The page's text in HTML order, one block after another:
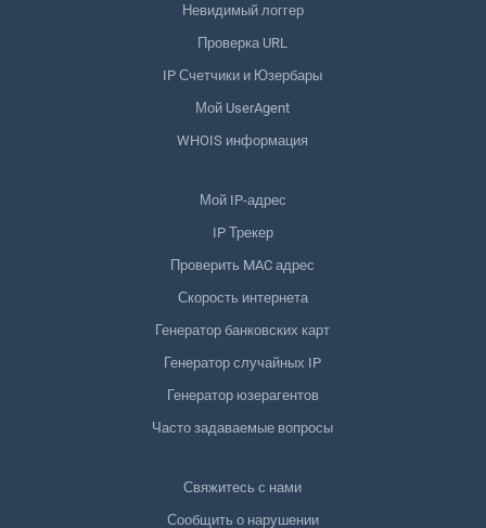
Невидимый логгер
Проверка URL
IP Счетчики и Юзербары
Мой UserAgent
WHOIS информация
Мой IP-адрес
IP Трекер
Проверить MAC адрес
Скорость интернета
Генератор банковских карт
Генератор случайных IP
Генератор юзерагентов
Часто задаваемые вопросы
Свяжитесь с нами
Сообщить о нарушении